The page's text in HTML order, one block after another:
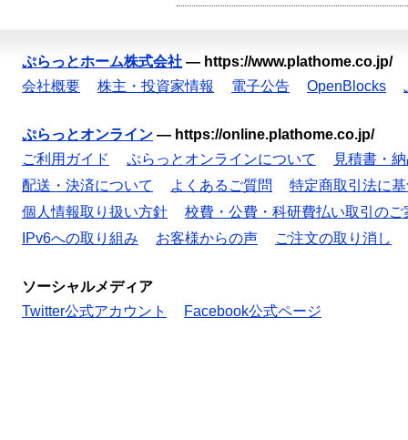
ぷらっとホーム株式会社 — https://www.plathome.co.jp/
会社概要
株主・投資家情報 電子公告 OpenBlocks
ぷらっとオンライン — https://online.plathome.co.jp/
ご利用ガイド
ぷらっとオンラインについて
見積書・
配送・決済について
よくあるご質問
特定商取引法に
個人情報取り扱い方針
校費・公費・科研費払い取引のご
IPv6への取り組み
お客様からの声 ご注文の取り消し
ソーシャルメディア
Twitter公式アカウント
Facebook公式ページ